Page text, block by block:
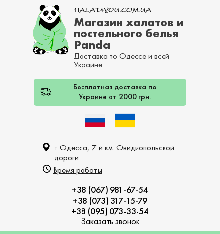
Магазин халатов и
постельного белья
Panda
Доставка по Одессе и всей
Украине
Бесплатная доставка по
Украине от 2000 грн.
г. Одесса, 7 й км. Овидиопольской
дороги
Время работы
+38 (067) 981-67-54
+38 (073) 317-15-79
+38 (095) 073-33-54
Заказать звонок